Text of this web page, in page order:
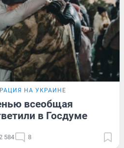
НА УКРАИНЕ
всеобщая
в Госдуме
584 8